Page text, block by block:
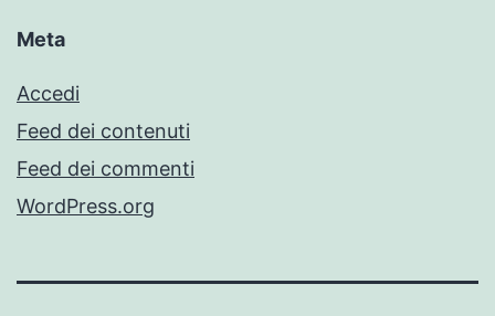
Meta
Accedi
Feed dei contenuti
Feed dei commenti
WordPress.org